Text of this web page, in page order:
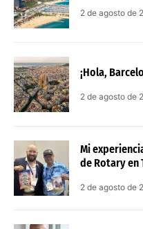
2 de agosto de
¡Hola,
2 de agosto de
Mi
de Rotary en
2 de agosto de